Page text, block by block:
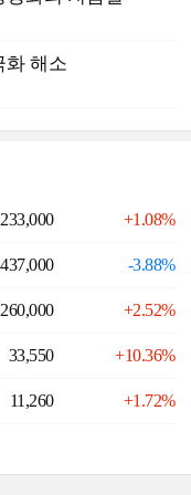
화 해소
233,000 +1.08%
-3.88%
+2.52%
33,550 +10.36%
11,260 +1.72%